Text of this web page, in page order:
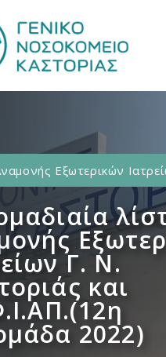
Εξωτερικών
Γ. Ν.
και
2022)